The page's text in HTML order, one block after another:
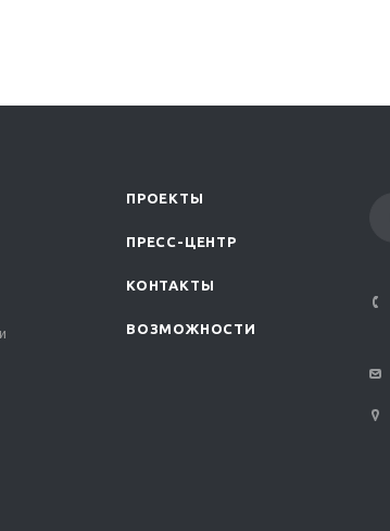
ПРОЕКТЫ
ПРЕСС-ЦЕНТР
КОНТАКТЫ
ВОЗМОЖНОСТИ